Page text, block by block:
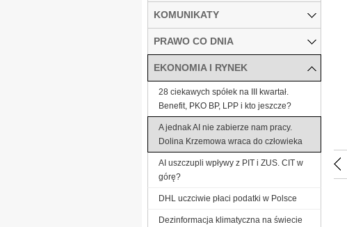
KOMUNIKATY
PRAWO CO DNIA
EKONOMIA I RYNEK
28 ciekawych spółek na III kwartał.
Benefit, PKO BP, LPP i kto jeszcze?
A jednak AI nie zabierze nam pracy.
Dolina Krzemowa wraca do człowieka
AI uszczupli wpływy z PIT i ZUS. CIT w
górę?
DHL uczciwie płaci podatki w Polsce
Dezinformacja klimatyczna na świecie